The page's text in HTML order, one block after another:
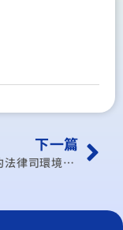
下一篇
外交部條約法律司環境永續外交小組專案計畫